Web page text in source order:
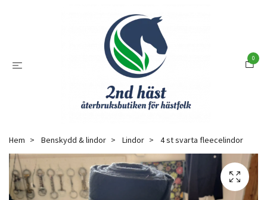
0
Hem Benskydd & lindor Lindor 4 st svarta fleecelindor